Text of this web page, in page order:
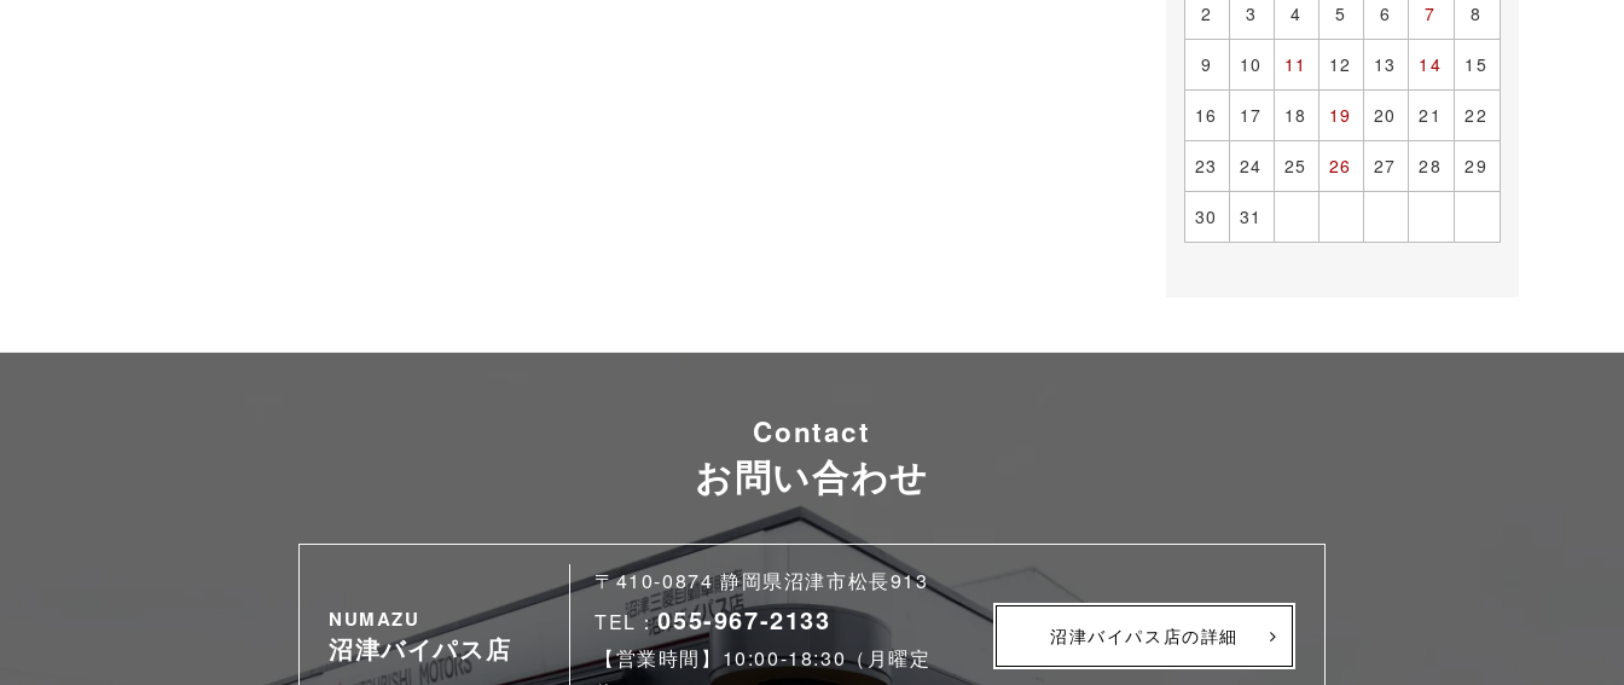
2 3 4 5 6 7 8
9 10 11 12 13 14 15
16 17 18 19 20 21 22
23 24 25 26 27 28 29
30 31
Contact
お問い合わせ
NUMAZU
沼津バイパス店
〒410-0874 静岡県沼津市松長913
TEL：055-967-2133
【営業時間】10:00-18:30（月曜定
沼津バイパス店の詳細